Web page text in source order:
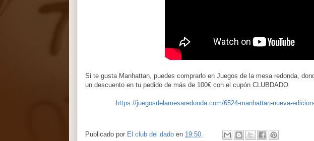
Si te gusta Manhattan, puedes comprarlo en Juegos de la mesa redonda,
un descuento en tu pedido de más de 100€ con el cupón CLUBDADO
https://juegosdelamesaredonda.com/6524-manhattan-nueva-
Publicado por El club del dado en 19:50